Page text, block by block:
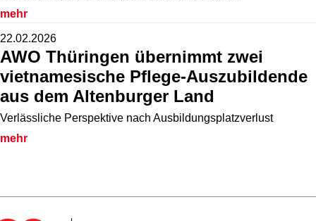
mehr
22.02.2026
AWO Thüringen übernimmt zwei
vietnamesische Pflege-Auszubildende
aus dem Altenburger Land
Verlässliche Perspektive nach Ausbildungsplatzverlust
mehr